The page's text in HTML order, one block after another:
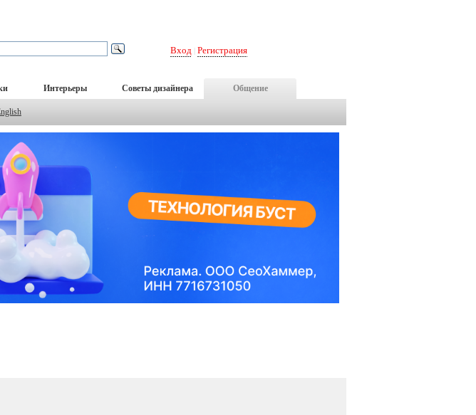
Вход Регистрация
Интерьеры Советы дизайнера Общение